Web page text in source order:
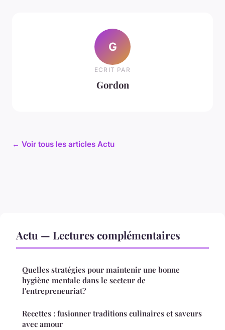
G
ECRIT PAR
Gordon
← Voir tous les articles Actu
Actu — Lectures complémentaires
Quelles stratégies pour maintenir une bonne
hygiène mentale dans le secteur de
l'entrepreneuriat?
Recettes : fusionner traditions culinaires et saveurs
avec amour